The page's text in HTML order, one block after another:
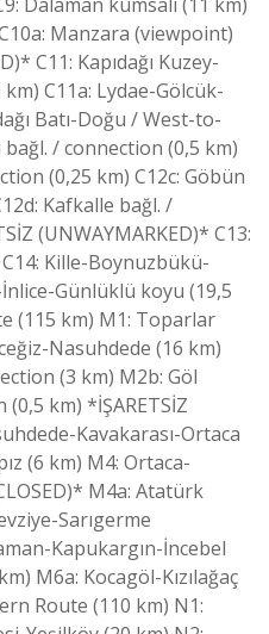
Manzara (viewpoint)
C11: Kapıdağı Kuzey-
C11a: Lydae-Gölcük-
Batı-Doğu / West-to-
/ connection (0,5 km)
(0,25 km) C12c: Göbün
Kafkalle bağl. /
(UNWAYMARKED)* C13:
Kille-Boynuzbükü-
Günlüklü koyu (19,5
(115 km) M1: Toparlar
Nasuhdede (16 km)
(3 km) M2b: Göl
km) *İŞARETSİZ
Kavakarası-Ortaca
(6 km) M4: Ortaca-
M4a: Atatürk
Sarıgerme
Kapukargın-İncebel
M6a: Kocagöl-Kızılağaç
Route (110 km) N1: